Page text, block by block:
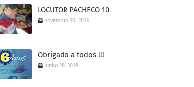
LOCUTOR PACHECO 10
novembro 30, 2013
Obrigado a todos !!!
junho 28, 2019